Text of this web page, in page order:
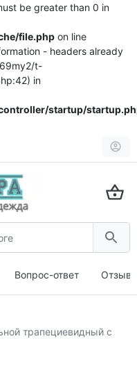
be greater than 0 in
file.php on line
- headers already
t-
in
startup/
Вопрос-ответ
трапециевидный с